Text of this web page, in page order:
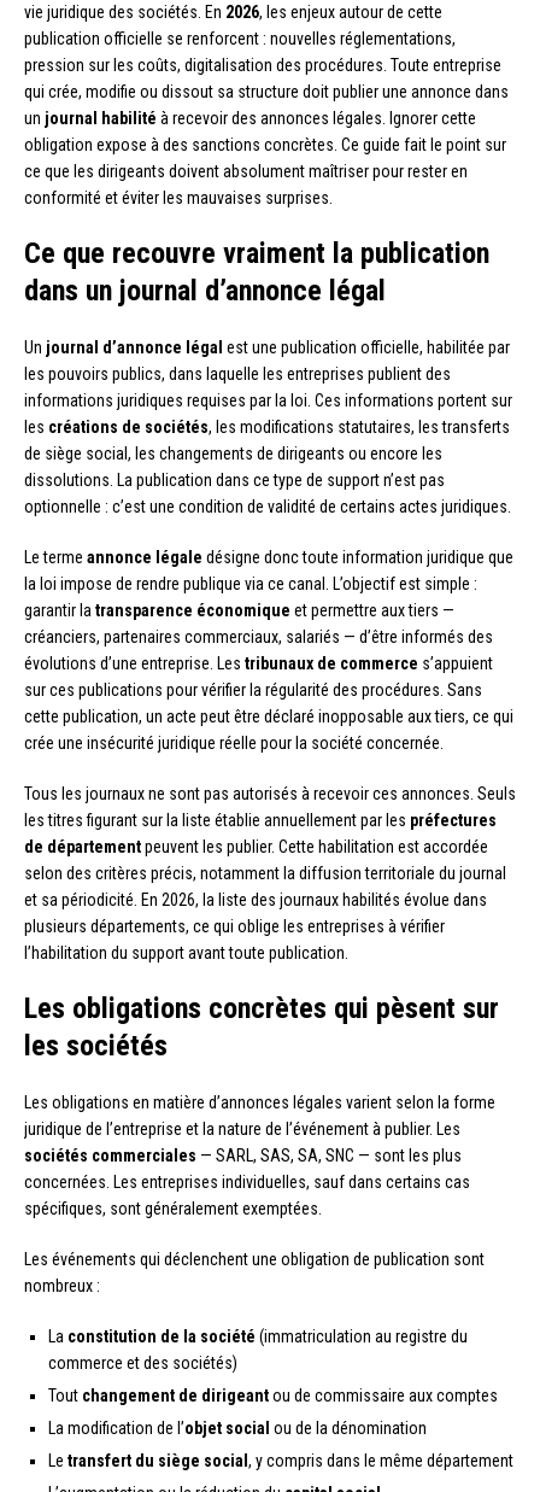
vie juridique des sociétés. En 2026, les enjeux autour de cette
publication officielle se renforcent : nouvelles réglementations,
pression sur les coûts, digitalisation des procédures. Toute entreprise
qui crée, modifie ou dissout sa structure doit publier une annonce dans
un journal habilité à recevoir des annonces légales. Ignorer cette
obligation expose à des sanctions concrètes. Ce guide fait le point sur
ce que les dirigeants doivent absolument maîtriser pour rester en
conformité et éviter les mauvaises surprises.
Ce que recouvre vraiment la publication
dans un journal d’annonce légal
Un journal d’annonce légal est une publication officielle, habilitée par
les pouvoirs publics, dans laquelle les entreprises publient des
informations juridiques requises par la loi. Ces informations portent sur
les créations de sociétés, les modifications statutaires, les transferts
de siège social, les changements de dirigeants ou encore les
dissolutions. La publication dans ce type de support n’est pas
optionnelle : c’est une condition de validité de certains actes juridiques.
Le terme annonce légale désigne donc toute information juridique que
la loi impose de rendre publique via ce canal. L’objectif est simple :
garantir la transparence économique et permettre aux tiers —
créanciers, partenaires commerciaux, salariés — d’être informés des
évolutions d’une entreprise. Les tribunaux de commerce s’appuient
sur ces publications pour vérifier la régularité des procédures. Sans
cette publication, un acte peut être déclaré inopposable aux tiers, ce qui
crée une insécurité juridique réelle pour la société concernée.
Tous les journaux ne sont pas autorisés à recevoir ces annonces. Seuls
les titres figurant sur la liste établie annuellement par les préfectures
de départementpeuvent les publier. Cette habilitation est accordée
selon des critères précis, notamment la diffusion territoriale du journal
et sa périodicité. En 2026, la liste des journaux habilités évolue dans
plusieurs départements, ce qui oblige les entreprises à vérifier
l’habilitation du support avant toute publication.
Les obligations concrètes qui pèsent sur
les sociétés
Les obligations en matière d’annonces légales varient selon la forme
juridique de l’entreprise et la nature de l’événement à publier. Les
sociétés commerciales — SARL, SAS, SA, SNC — sont les plus
concernées. Les entreprises individuelles, sauf dans certains cas
spécifiques, sont généralement exemptées.
Les événements qui déclenchent une obligation de publication sont
nombreux :
La constitution de la société (immatriculation au registre du
commerce et des sociétés)
Tout changement de dirigeantou de commissaire aux comptes
La modification de l’objet social ou de la dénomination
Le transfert du siège social , y compris dans le même département